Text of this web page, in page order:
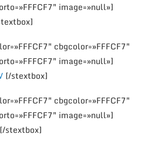
image=»null»]
cbgcolor=»FFFCF7″
image=»null»]
[/stextbox]
cbgcolor=»FFFCF7″
image=»null»]
[/stextbox]